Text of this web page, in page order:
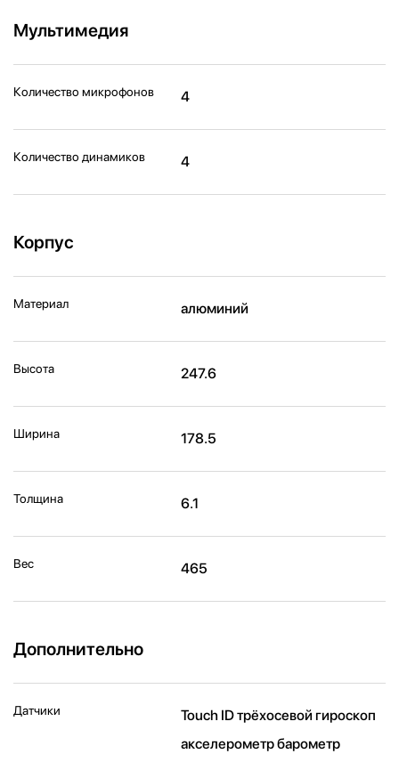
Мультимедия
Количество микрофонов 4
Количество динамиков 4
Корпус
Материал алюминий
Высота 247.6
Ширина 178.5
Толщина 6.1
Вес 465
Дополнительно
Датчики
Touch ID трёхосевой гироскоп
акселерометр барометр